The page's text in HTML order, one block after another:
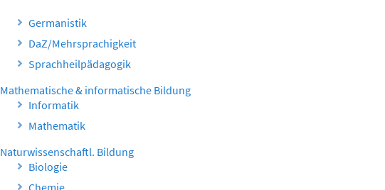
Germanistik
DaZ/Mehrsprachigkeit
Sprachheilpädagogik
Mathematische & informatische Bildung
Informatik
Mathematik
Naturwissenschaftl. Bildung
Biologie
Chemie